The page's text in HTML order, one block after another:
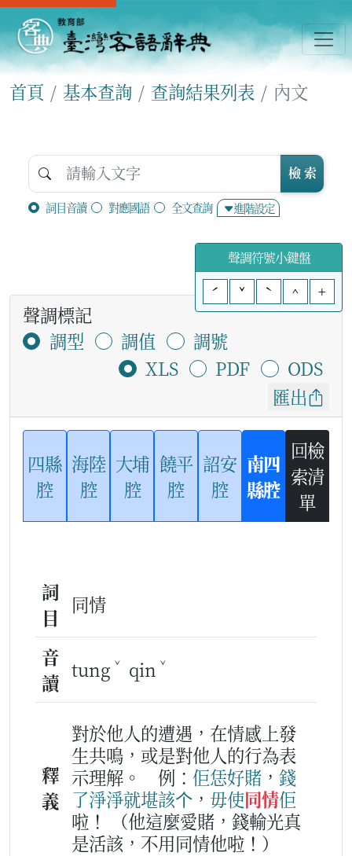
首頁 基本查詢 查詢結果列表 內文
詞目音讀 對應國語 全文查詢 進階設定
檢 索
聲調符號小鍵盤
ˊ
ˇ ˋ ^ +
聲調標記
調型
調值
調號
XLS
PDF
ODS
匯出
四縣
腔
海陸
腔
大埔
腔
饒平
腔
詔安
腔
南四
縣腔
回檢
索清
單
詞
目
同情
音
讀
tung ˇ qin ˇ
釋
義
對於他人的遭遇，在情感上發
生共鳴，或是對他人的行為表
示理解。
例： 佢恁好賭 ， 錢
了淨淨就堪該个 ， 毋使同情佢
啦！
（他這麼愛賭，錢輸光真
是活該，不用同情他啦！）